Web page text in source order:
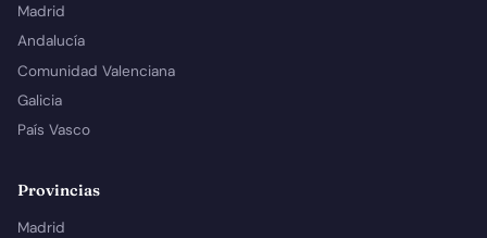
Madrid
Andalucía
Comunidad Valenciana
Galicia
País Vasco
Provincias
Madrid